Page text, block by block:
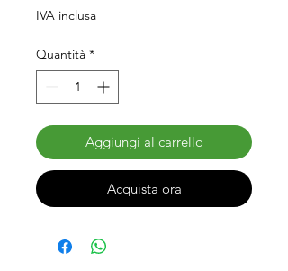
IVA inclusa
Quantità *
Aggiungi al carrello
Acquista ora